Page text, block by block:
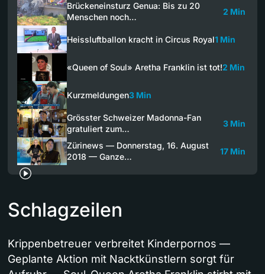
Brückeneinsturz Genua: Bis zu 20
Menschen noch…
2 Min
Heissluftballon kracht in Circus Royal1 Min
«Queen of Soul» Aretha Franklin ist tot!2 Min
Kurzmeldungen3 Min
Grösster Schweizer Madonna-Fan
gratuliert zum…
3 Min
Zürinews — Donnerstag, 16. August
2018 — Ganze…
17 Min
Schlagzeilen
Krippenbetreuer verbreitet Kinderpornos —
Geplante Aktion mit Nacktkünstlern sorgt für